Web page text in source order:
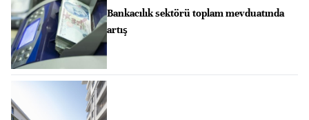
Bankacılık sektörü toplam mevduatında
artış